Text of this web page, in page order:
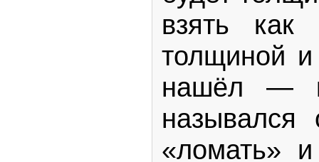
взять как
толщиной
нашёл —
«ломать»